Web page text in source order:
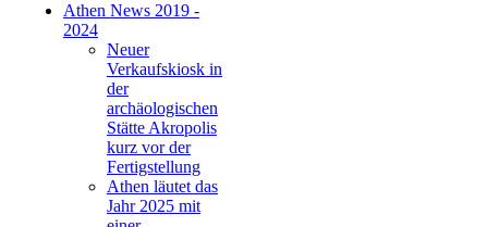
Athen News 2019 -
2024
Neuer
Verkaufskiosk in
der
archäologischen
Stätte Akropolis
kurz vor der
Fertigstellung
Athen läutet das
Jahr 2025 mit